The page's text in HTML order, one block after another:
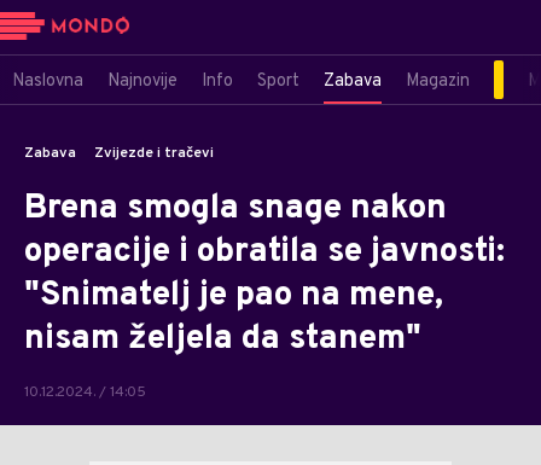
Naslovna Najnovije Info Sport Zabava Magazin
Zabava Zvijezde i tračevi
Brena smogla snage nakon
operacije i obratila se javnosti:
"Snimatelj je pao na mene,
nisam željela da stanem"
10.12.2024. / 14:05